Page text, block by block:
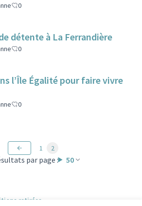
0
détente à La Ferrandière
0
l’Île Égalité pour faire vivre
0
par page : 50
1 2
retirées